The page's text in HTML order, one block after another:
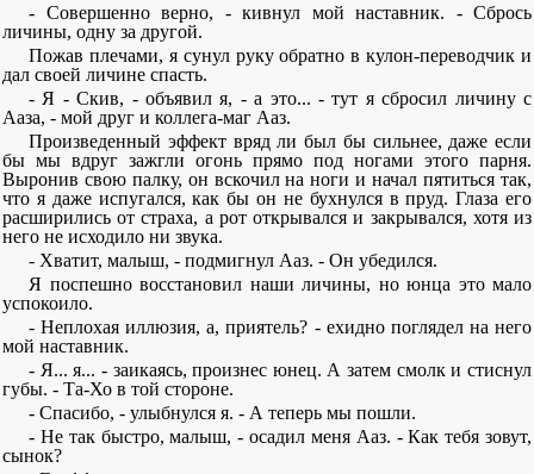
- Совершенно верно, - кивнул мой наставник. - Сбрось
личины, одну за другой.
Пожав плечами, я сунул руку обратно в кулон-переводчик и
дал своей личине спасть.
- Я - Скив, - объявил я, - а это... - тут я сбросил личину с
Ааза, - мой друг и коллега-маг Ааз.
Произведенный эффект вряд ли был бы сильнее, даже если
бы мы вдруг зажгли огонь прямо под ногами этого парня.
Выронив свою палку, он вскочил на ноги и начал пятиться так,
что я даже испугался, как бы он не бухнулся в пруд. Глаза его
расширились от страха, а рот открывался и закрывался, хотя из
него не исходило ни звука.
- Хватит, малыш, - подмигнул Ааз. - Он убедился.
Я поспешно восстановил наши личины, но юнца это мало
успокоило.
- Неплохая иллюзия, а, приятель? - ехидно поглядел на него
мой наставник.
- Я... я... - заикаясь, произнес юнец. А затем смолк и стиснул
губы. - Та-Хо в той стороне.
- Спасибо, - улыбнулся я. - А теперь мы пошли.
- Не так быстро, малыш, - осадил меня Ааз. - Как тебя зовут,
сынок?